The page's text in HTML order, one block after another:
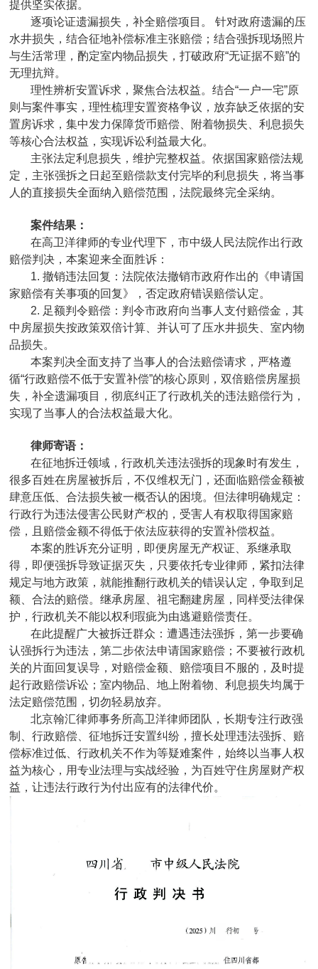
提供坚实依据。
逐项论证遗漏损失，补全赔偿项目。 针对政府遗漏的压
水井损失，结合征地补偿标准主张赔偿；结合强拆现场照片
与生活常理，酌定室内物品损失，打破政府“无证据不赔”的
无理抗辩。
理性辨析安置诉求，聚焦合法权益。结合“一户一宅”原
则与案件事实，理性梳理安置资格争议，放弃缺乏依据的安
置房诉求，集中发力保障货币赔偿、附着物损失、利息损失
等核心合法权益，实现诉讼利益最大化。
主张法定利息损失，维护完整权益。依据国家赔偿法规
定，主张强拆之日起至赔偿款支付完毕的利息损失，将当事
人的直接损失全面纳入赔偿范围，法院最终完全采纳。
案件结果：
在高卫洋律师的专业代理下，市中级人民法院作出行政
赔偿判决，本案迎来全面胜诉：
1. 撤销违法回复：法院依法撤销市政府作出的《申请国
家赔偿有关事项的回复》，否定政府错误赔偿认定。
2. 足额判令赔偿：判令市政府向当事人支付赔偿金，其
中房屋损失按政策双倍计算、并认可了压水井损失、室内物
品损失。
本案判决全面支持了当事人的合法赔偿请求，严格遵
循“行政赔偿不低于安置补偿”的核心原则，双倍赔偿房屋损
失，补全遗漏项目，彻底纠正了行政机关的违法赔偿行为，
实现了当事人的合法权益最大化。
律师寄语：
在征地拆迁领域，行政机关违法强拆的现象时有发生，
很多百姓在房屋被拆后，不仅维权无门，还面临赔偿金额被
肆意压低、合法损失被一概否认的困境。但法律明确规定：
行政行为违法侵害公民财产权的，受害人有权取得国家赔
偿，且赔偿金额不得低于依法应获得的安置补偿权益。
本案的胜诉充分证明，即便房屋无产权证、系继承取
得，即便强拆导致证据灭失，只要依托专业律师，紧扣法律
规定与地方政策，就能推翻行政机关的错误认定，争取到足
额、合法的赔偿。继承房屋、祖宅翻建房屋，同样受法律保
护，行政机关不能以权利瑕疵为由逃避赔偿责任。
在此提醒广大被拆迁群众：遭遇违法强拆，第一步要确
认强拆行为违法，第二步依法申请国家赔偿；不要被行政机
关的片面回复误导，对赔偿金额、赔偿项目不服的，及时提
起行政赔偿诉讼；室内物品、地上附着物、利息损失均属于
法定赔偿范围，切勿轻易放弃。
北京翰汇律师事务所高卫洋律师团队，长期专注行政强
制、行政赔偿、征地拆迁安置纠纷，擅长处理违法强拆、赔
偿标准过低、行政机关不作为等疑难案件，始终以当事人权
益为核心，用专业法理与实战经验，为百姓守住房屋财产权
益，让违法行政行为付出应有的法律代价。